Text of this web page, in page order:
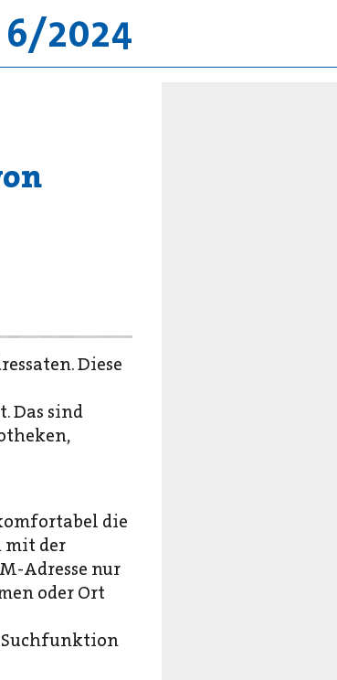
6/2024
Diese
Das sind
die
mit der
Adresse nur
oder Ort
Suchfunktion